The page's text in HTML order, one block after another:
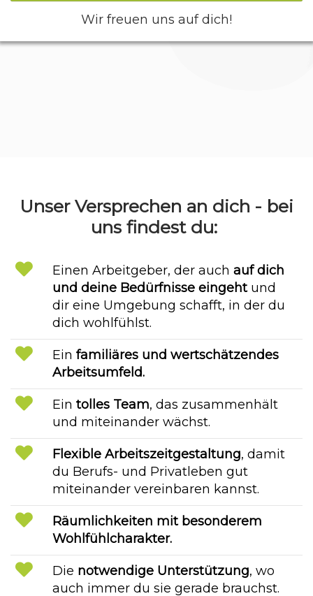
Wir freuen uns auf dich!
Unser Versprechen an dich - bei
uns findest du:
Einen Arbeitgeber, der auch auf dich
und deine Bedürfnisse eingehtund
dir eine Umgebung schafft, in der du
dich wohlfühlst.
Ein familiäres und wertschätzendes
Arbeitsumfeld.
Ein tolles Team, das zusammenhält
und miteinander wächst.
Flexible Arbeitszeitgestaltung, damit
du Berufs- und Privatleben gut
miteinander vereinbaren kannst.
Räumlichkeiten mit besonderem
Wohlfühlcharakter.
Die notwendige Unterstützung, wo
auch immer du sie gerade brauchst.